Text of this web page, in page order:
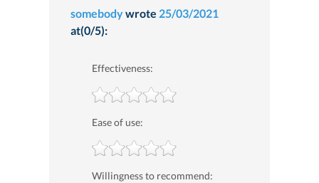
somebodywrote 25/03/2021
at(0/5):
Effectiveness:
Ease of use:
Willingness to recommend: